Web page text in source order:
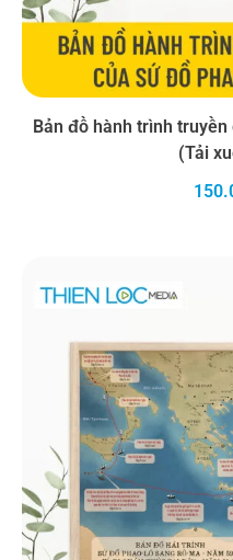
Bản đồ hành trình
(Tải